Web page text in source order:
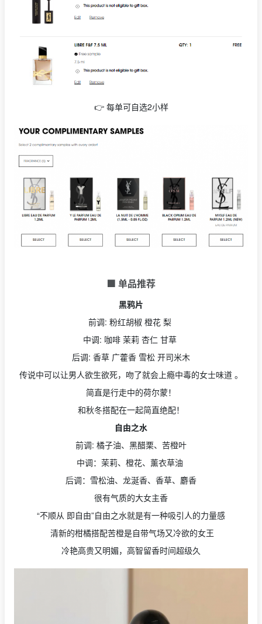
👉 每单可自选2小样
🟩 单品推荐
黑鸦片
前调: 粉红胡椒 橙花 梨
中调: 咖啡 茉莉 杏仁 甘草
后调: 香草 广藿香 雪松 开司米木
传说中可以让男人欲生欲死，吻了就会上瘾中毒的女士味道 。
简直是行走中的荷尔蒙！
和秋冬搭配在一起简直绝配！
自由之水
前调: 橘子油、黑醋栗、苦橙叶
中调：茉莉、橙花、薰衣草油
后调：雪松油、龙涎香、香草、麝香
很有气质的大女主香
“不顺从 即自由”自由之水就是有一种吸引人的力量感
清新的柑橘搭配苦橙是自带气场又冷欲的女王
冷艳高贵又明媚，高智留香时间超级久